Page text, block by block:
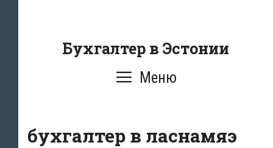
содержаниюБухгалтер в Эстонии
Меню
бухгалтер в ласнамяэ